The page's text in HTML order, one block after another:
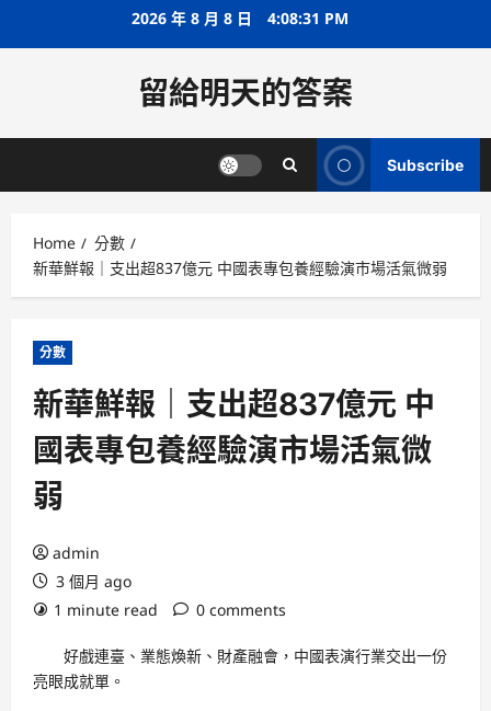
2026 年 8 月 8 日 4:08:32 PM
留給明天的答案
Subscribe
Home
分數
新華鮮報｜支出超837億元 中國表專包養經驗演市場活氣微弱
分數
新華鮮報｜支出超837億元 中
國表專包養經驗演市場活氣微
弱
admin
3 個月 ago
1 minute read
0 comments
好戲連臺、業態煥新、財產融會，中國表演行業交出一份
亮眼成就單。